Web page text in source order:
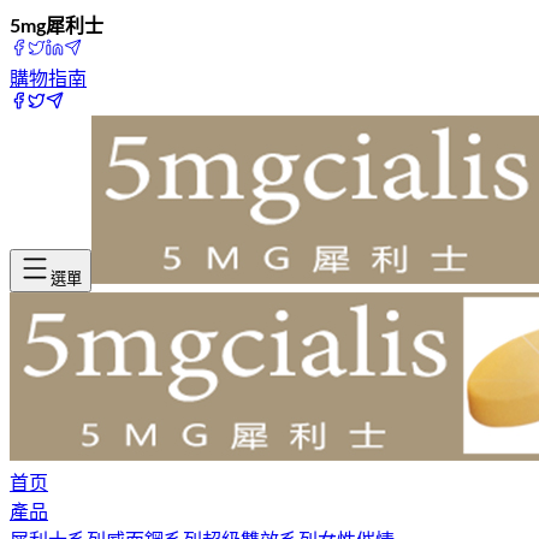
5mg犀利士
購物指南
選單
首页
產品